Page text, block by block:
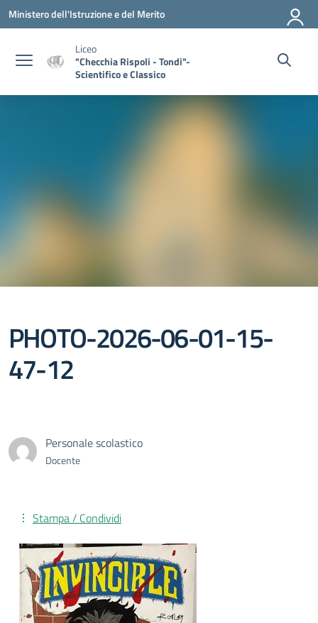
Vai ai contenuti
Vai al menu di navigazione
Vai al footer
Ministero dell'Istruzione e del Merito
Liceo
"Checchia Rispoli - Tondi"-
Scientifico e Classico
PHOTO-2026-06-01-15-
47-12
Personale scolastico
Docente
Stampa / Condividi